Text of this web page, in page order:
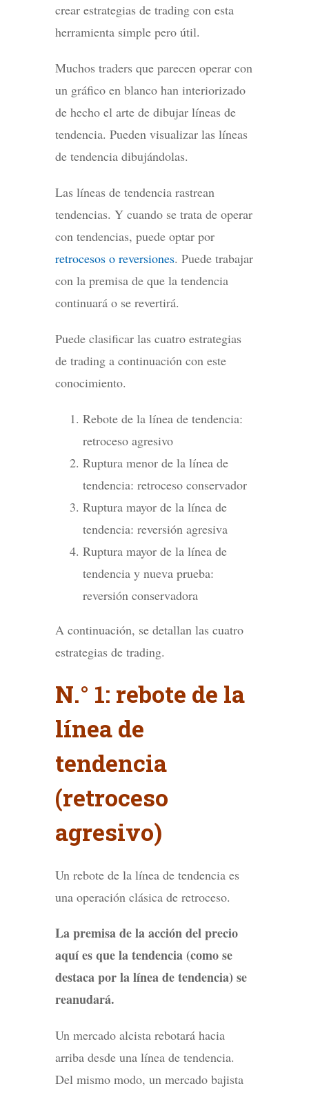
crear estrategias de trading con esta
herramienta simple pero útil.
Muchos traders que parecen operar con
un gráfico en blanco han interiorizado
de hecho el arte de dibujar líneas de
tendencia. Pueden visualizar las líneas
de tendencia dibujándolas.
Las líneas de tendencia rastrean
tendencias. Y cuando se trata de operar
con tendencias, puede optar por
retrocesos o reversiones. Puede trabajar
con la premisa de que la tendencia
continuará o se revertirá.
Puede clasificar las cuatro estrategias
de trading a continuación con este
conocimiento.
Rebote de la línea de tendencia:
retroceso agresivo
Ruptura menor de la línea de
tendencia: retroceso conservador
Ruptura mayor de la línea de
tendencia: reversión agresiva
Ruptura mayor de la línea de
tendencia y nueva prueba:
reversión conservadora
A continuación, se detallan las cuatro
estrategias de trading.
N.° 1: rebote de la
línea de
tendencia
(retroceso
agresivo)
Un rebote de la línea de tendencia es
una operación clásica de retroceso.
La premisa de la acción del precio
aquí es que la tendencia (como se
destaca por la línea de tendencia) se
reanudará.
Un mercado alcista rebotará hacia
arriba desde una línea de tendencia.
Del mismo modo, un mercado bajista